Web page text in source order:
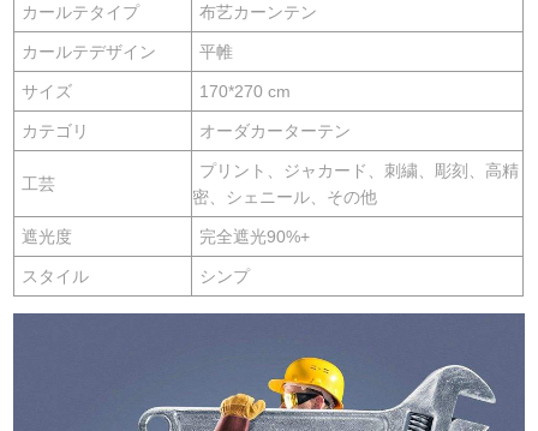
カールテタイプ 布艺カーンテン
カールテデザイン 平帷
サイズ 170*270 cm
カテゴリ オーダカーターテン
工芸
プリント、ジャカード、刺繍、彫刻、高精
密、シェニール、その他
遮光度 完全遮光90%+
スタイル シンプ